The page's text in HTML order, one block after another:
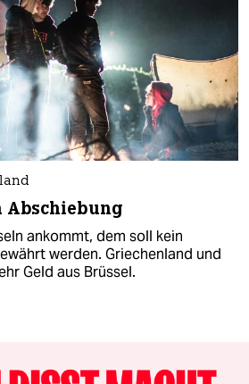
Abschiebung
ankommt, dem soll kein
werden. Griechenland und
Geld aus Brüssel.